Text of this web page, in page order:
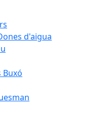
d'aigua
Buxó